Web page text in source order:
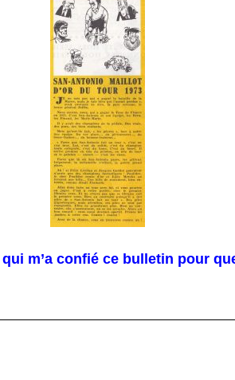
m’a confié ce bulletin pour